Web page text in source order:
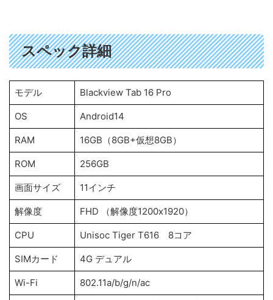
スペック詳細
モデル Blackview Tab 16 Pro
OS Android14
RAM 16GB（8GB+仮想8GB）
ROM 256GB
画面サイズ 11インチ
解像度 FHD （解像度1200x1920）
CPU Unisoc Tiger T616 8コア
SIMカード 4G デュアル
Wi-Fi 802.11a/b/g/n/ac